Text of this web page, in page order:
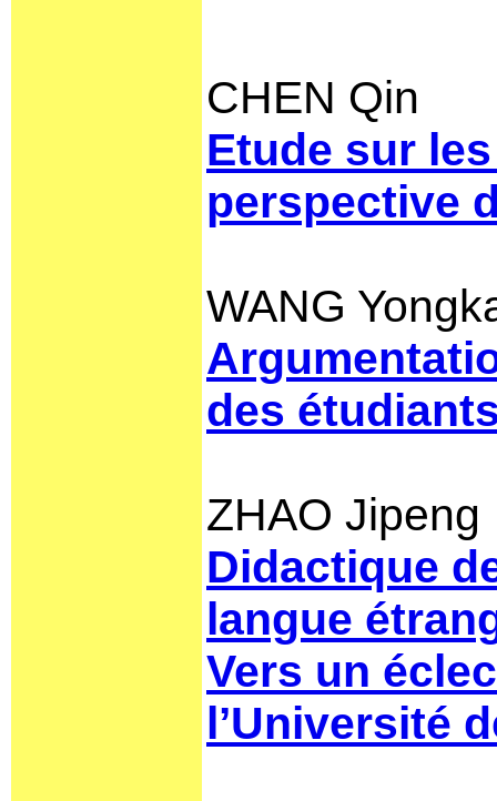
CHEN Qin
Etude sur
perspective
WANG
des
ZHAO Jipeng
Didactique
langue
Vers un
l’Université